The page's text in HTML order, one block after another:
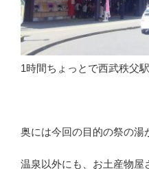
1時間ちょっとで西武秩父
奥には今回の目的の祭の湯
温泉以外にも、お土産物屋